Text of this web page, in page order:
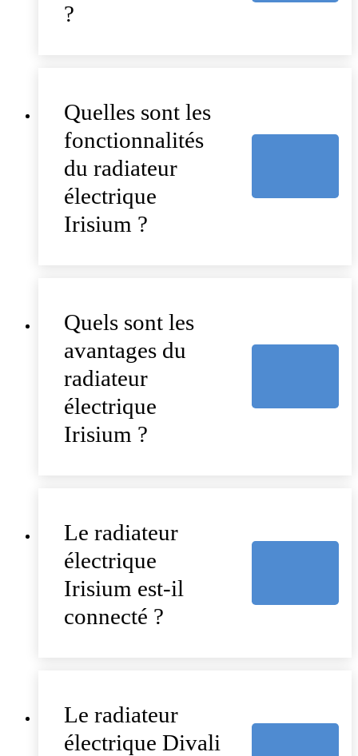
?
Quelles sont les
fonctionnalités
du radiateur
électrique
Irisium ?
Quels sont les
avantages du
radiateur
électrique
Irisium ?
Le radiateur
électrique
Irisium est-il
connecté ?
Le radiateur
électrique Divali